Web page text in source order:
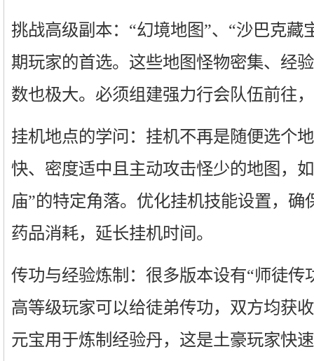
挑战高级副本：“幻境地图”、“沙巴克藏
期玩家的首选。这些地图怪物密集、经
数也极大。必须组建强力行会队伍前往
挂机地点的学问：挂机不再是随便选个
快、密度适中且主动攻击怪少的地图，
庙”的特定角落。优化挂机技能设置，确
药品消耗，延长挂机时间。
传功与经验炼制：很多版本设有“师徒传
高等级玩家可以给徒弟传功，双方均获
元宝用于炼制经验丹，这是土豪玩家快